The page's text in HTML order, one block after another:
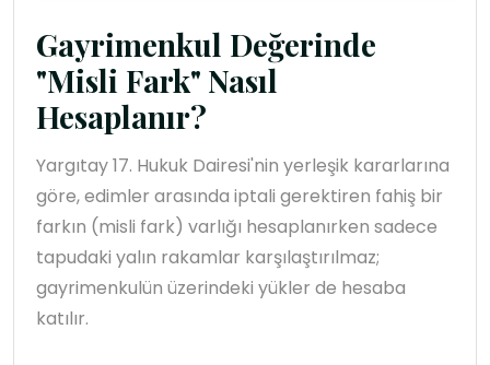
Gayrimenkul Değerinde
"Misli Fark" Nasıl
Hesaplanır?
Yargıtay 17. Hukuk Dairesi'nin yerleşik kararlarına
göre, edimler arasında iptali gerektiren fahiş bir
farkın (misli fark) varlığı hesaplanırken sadece
tapudaki yalın rakamlar karşılaştırılmaz;
gayrimenkulün üzerindeki yükler de hesaba
katılır.